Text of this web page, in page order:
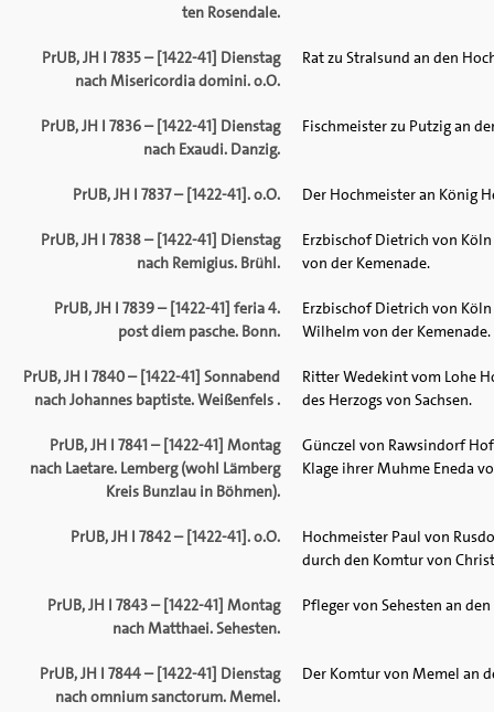
ten Rosendale.
PrUB, JH I 7835 – [1422-41] Dienstag
nach Misericordia domini. o.O.
Rat zu Stralsund an den
PrUB, JH I 7836 – [1422-41] Dienstag
nach Exaudi. Danzig.
Fischmeister zu Putzig an
PrUB, JH I 7837 – [1422-41]. o.O. Der Hochmeister an König
PrUB, JH I 7838 – [1422-41] Dienstag
nach Remigius. Brühl.
Erzbischof Dietrich von
von der Kemenade.
PrUB, JH I 7839 – [1422-41] feria 4.
post diem pasche. Bonn.
Erzbischof Dietrich von
Wilhelm von der Kemenade.
PrUB, JH I 7840 – [1422-41] Sonnabend
nach Johannes baptiste. Weißenfels .
Ritter Wedekint vom Lohe
des Herzogs von Sachsen.
PrUB, JH I 7841 – [1422-41] Montag
nach Laetare. Lemberg (wohl Lämberg
Kreis Bunzlau in Böhmen).
Günczel von Rawsindorf
Klage ihrer Muhme Eneda
PrUB, JH I 7842 – [1422-41]. o.O.
Hochmeister Paul von
durch den Komtur von
PrUB, JH I 7843 – [1422-41] Montag
nach Matthaei. Sehesten.
Pfleger von Sehesten an
PrUB, JH I 7844 – [1422-41] Dienstag
nach omnium sanctorum. Memel.
Der Komtur von Memel an